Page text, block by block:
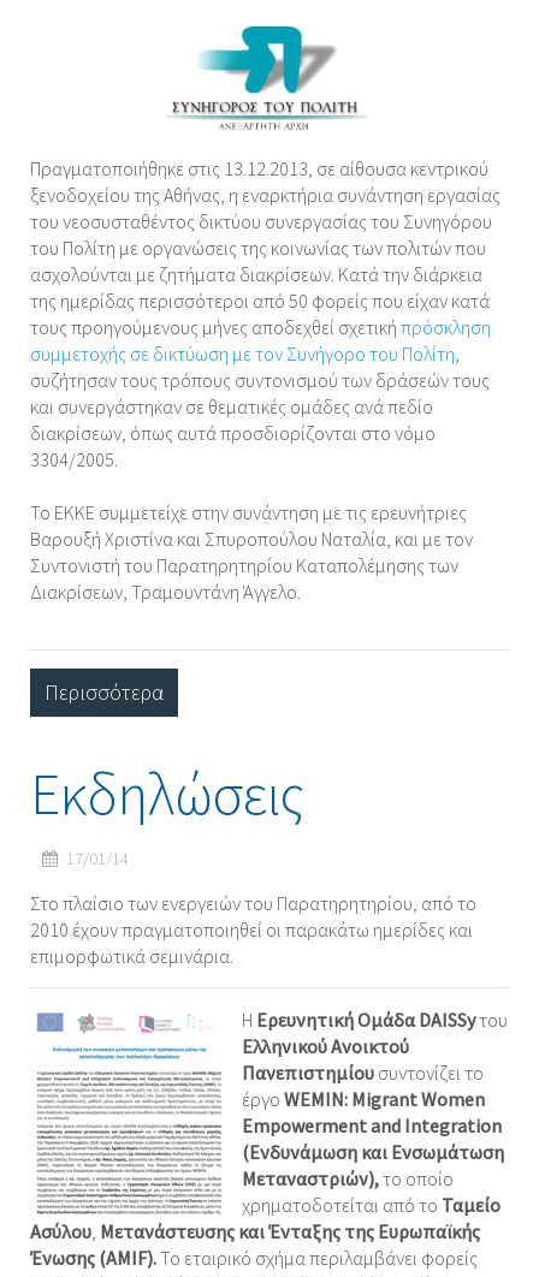
Πραγματοποιήθηκε στις 13.12.2013, σε αίθουσα κεντρικού
ξενοδοχείου της Αθήνας, η εναρκτήρια συνάντηση εργασίας
του νεοσυσταθέντος δικτύου συνεργασίας του Συνηγόρου
του Πολίτη με οργανώσεις της κοινωνίας των πολιτών που
ασχολούνται με ζητήματα διακρίσεων. Κατά την διάρκεια
της ημερίδας περισσότεροι από 50 φορείς που είχαν κατά
τους προηγούμενους μήνες αποδεχθεί σχετική πρόσκληση
συμμετοχής σε δικτύωση με τον Συνήγορο του Πολίτη,
συζήτησαν τους τρόπους συντονισμού των δράσεών τους
και συνεργάστηκαν σε θεματικές ομάδες ανά πεδίο
διακρίσεων, όπως αυτά προσδιορίζονται στο νόμο
3304/2005.
Το ΕΚΚΕ συμμετείχε στην συνάντηση με τις ερευνήτριες
Βαρουξή Χριστίνα και Σπυροπούλου Ναταλία, και με τον
Συντονιστή του Παρατηρητηρίου Καταπολέμησης των
Διακρίσεων, Τραμουντάνη Άγγελο.
Περισσότερα
Εκδηλώσεις
17/01/14
Στο πλαίσιο των ενεργειών του Παρατηρητηρίου, από το
2010 έχουν πραγματοποιηθεί οι παρακάτω ημερίδες και
επιμορφωτικά σεμινάρια.
Η Ερευνητική Ομάδα DAISSyτου
Ελληνικού Ανοικτού
Πανεπιστημίου συντονίζει το
έργο WEMIN: Migrant Women
Empowerment and Integration
(Ενδυνάμωση και Ενσωμάτωση
Μεταναστριών),το οποίο
χρηματοδοτείται από το Ταμείο
Ασύλου, Μετανάστευσης και Ένταξης της Ευρωπαϊκής
Ένωσης (AMIF).Το εταιρικό σχήμα περιλαμβάνει φορείς